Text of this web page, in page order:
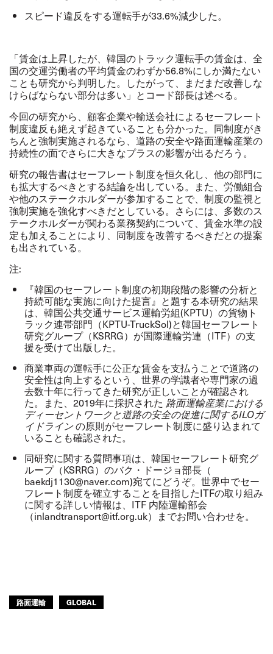
スピード違反をする運転手が33.6%減少した。
「賃金は上昇したが、韓国のトラック運転手の賃金は、全
国の交運労働者の平均賃金のわずか56.8%にしか満たない
ことも研究から判明した。したがって、まだまだ改善しな
けらばならない部分は多い」とコード部長は述べる。
今回の研究から、顧客企業や輸送会社によるセーフレート
制度違反も絶えず起きていることも分かった。同制度がき
ちんと強制実施されるなら、道路の安全や路面運輸産業の
持続性の面でさらに大きなプラスの影響が出るだろう。
研究の報告書はセーフレート制度を恒久化し、他の部門に
も拡大するべきとする結論を出している。また、労働組合
や他のステークホルダーが参加することで、制度の監視と
強制実施を強化すべきだとしている。さらには、多数のス
テークホルダーが関わる業務契約について、賃金水準の設
定も加えることにより、同制度を改善するべきだとの提案
も出されている。
注:
『韓国のセーフレート制度の初期段階の影響の分析と
持続可能な実施に向けた提言』と題する本研究の結果
は、韓国公共交通サービス運輸労組(KPTU）の貨物ト
ラック連帯部門（KPTU-TruckSol)と韓国セーフレート
研究グループ（KSRRG）が国際運輸労連（ITF）の支
援を受けて出版した。
商業車両の運転手に公正な賃金を支払うことで道路の
安全性は向上するという、世界の学識者や専門家の過
去数十年に行ってきた研究が正しいことが確認され
た。また、2019年に採択された 路面運輸産業における
ディーセントワークと道路の安全の促進に関するILOガ
イドラインの原則がセーフレート制度に盛り込まれて
いることも確認された。
同研究に関する質問事項は、韓国セーフレート研究グ
ループ（KSRRG）のバク・ドージョ部長（
baekdj1130@naver.com)宛てにどうぞ。世界中でセー
フレート制度を確立することを目指したITFの取り組み
に関する詳しい情報は、ITF 内陸運輸部会
（inlandtransport@itf.org.uk）までお問い合わせを。
路面運輸 GLOBAL